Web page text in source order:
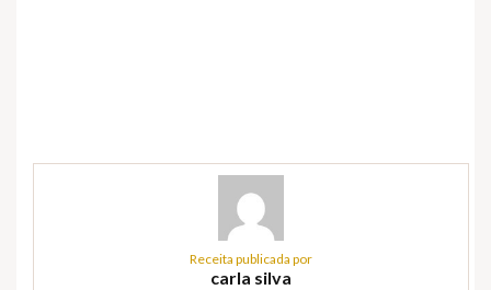
Receita publicada por
carla silva